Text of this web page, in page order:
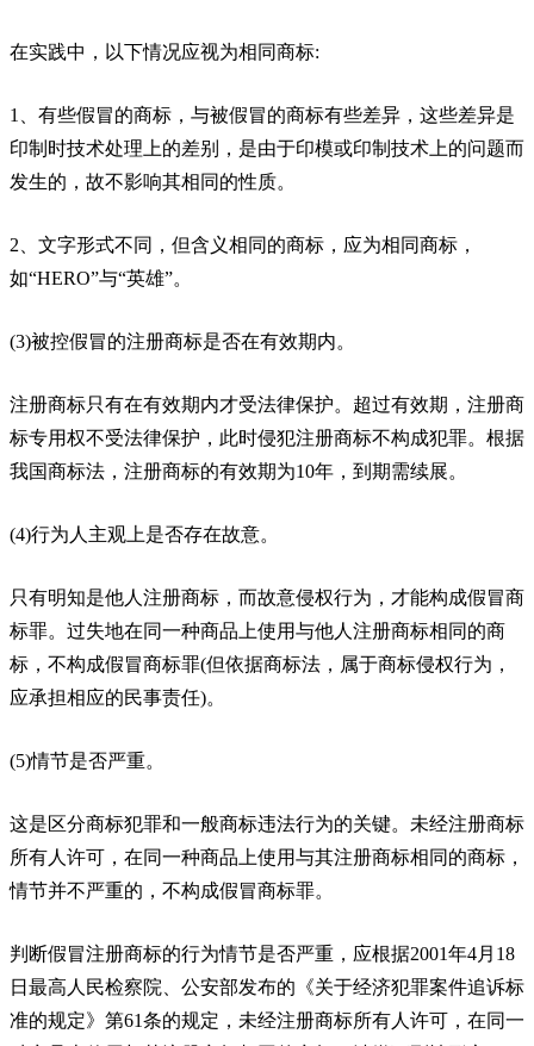
在实践中，以下情况应视为相同商标:
1、有些假冒的商标，与被假冒的商标有些差异，这些差异是
印制时技术处理上的差别，是由于印模或印制技术上的问题而
发生的，故不影响其相同的性质。
2、文字形式不同，但含义相同的商标，应为相同商标，
如“HERO”与“英雄”。
(3)被控假冒的注册商标是否在有效期内。
注册商标只有在有效期内才受法律保护。超过有效期，注册商
标专用权不受法律保护，此时侵犯注册商标不构成犯罪。根据
我国商标法，注册商标的有效期为10年，到期需续展。
(4)行为人主观上是否存在故意。
只有明知是他人注册商标，而故意侵权行为，才能构成假冒商
标罪。过失地在同一种商品上使用与他人注册商标相同的商
标，不构成假冒商标罪(但依据商标法，属于商标侵权行为，
应承担相应的民事责任)。
(5)情节是否严重。
这是区分商标犯罪和一般商标违法行为的关键。未经注册商标
所有人许可，在同一种商品上使用与其注册商标相同的商标，
情节并不严重的，不构成假冒商标罪。
判断假冒注册商标的行为情节是否严重，应根据2001年4月18
日最高人民检察院、公安部发布的《关于经济犯罪案件追诉标
准的规定》第61条的规定，未经注册商标所有人许可，在同一